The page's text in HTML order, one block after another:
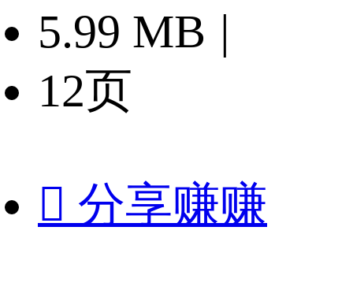
5.99 MB |
12页
 分享赚赚